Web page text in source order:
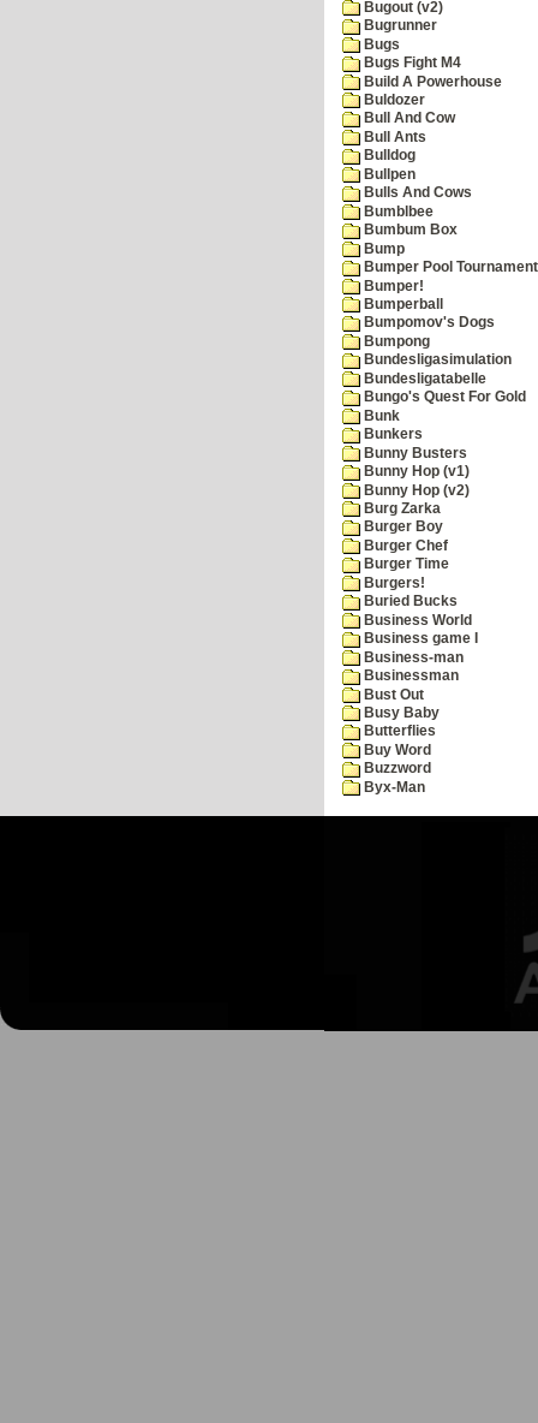
Bugout (v2)
Bugrunner
Bugs
Bugs Fight M4
Build A Powerhouse
Buldozer
Bull And Cow
Bull Ants
Bulldog
Bullpen
Bulls And Cows
Bumblbee
Bumbum Box
Bump
Bumper Pool Tournament
Bumper!
Bumperball
Bumpomov's Dogs
Bumpong
Bundesligasimulation
Bundesligatabelle
Bungo's Quest For Gold
Bunk
Bunkers
Bunny Busters
Bunny Hop (v1)
Bunny Hop (v2)
Burg Zarka
Burger Boy
Burger Chef
Burger Time
Burgers!
Buried Bucks
Business World
Business game I
Business-man
Businessman
Bust Out
Busy Baby
Butterflies
Buy Word
Buzzword
Byx-Man